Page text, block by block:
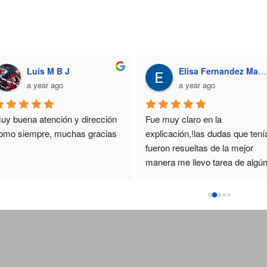
Luis M B J
a year ago
buena atención y dirección
siempre, muchas gracias
Elisa Fernandez Macias
a year ago
Fue muy claro en la
explicación,!las dudas que
fueron resueltas de la mejor
manera me llevo tarea de algún